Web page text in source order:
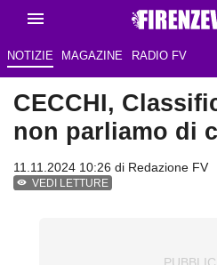
NOTIZIE MAGAZINE RADIO FV
CECCHI,
non parliamo di
11.11.2024 10:26 di Redazione FV
VEDI LETTURE